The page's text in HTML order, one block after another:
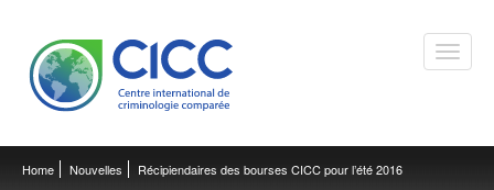
Toggle
Home Nouvelles Récipiendaires des bourses CICC pour l’été 2016